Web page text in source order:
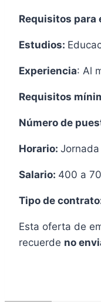
Requisitos para
Estudios:
Experiencia: Al
Requisitos
Número de
Horario:
Salario: 400 a
Tipo de
Esta oferta de
recuerde no